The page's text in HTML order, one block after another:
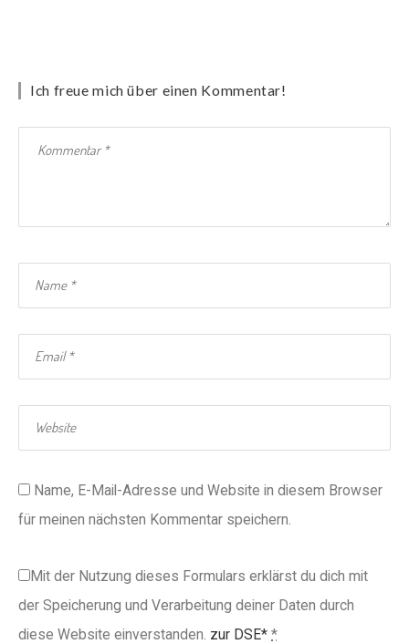
Ich freue mich über einen Kommentar!
Name, E-Mail-Adresse und Website in diesem Browser
für meinen nächsten Kommentar speichern.
Mit der Nutzung dieses Formulars erklärst du dich mit
der Speicherung und Verarbeitung deiner Daten durch
diese Website einverstanden. zur DSE* *